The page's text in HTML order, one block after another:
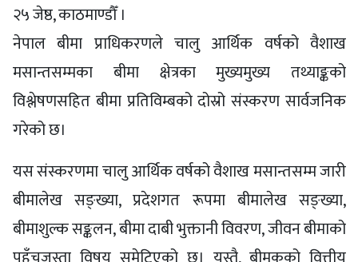
२५ जेष्ठ, काठमाण्डौँ ।
नेपाल बीमा प्राधिकरणले चालु आर्थिक वर्षको वैशाख
मसान्तसम्मका बीमा क्षेत्रका मुख्यमुख्य तथ्याङ्कको
विश्लेषणसहित बीमा प्रतिविम्बको दोस्रो संस्करण सार्वजनिक
गरेको छ।
यस संस्करणमा चालु आर्थिक वर्षको वैशाख मसान्तसम्म जारी
बीमालेख सङ्ख्या, प्रदेशगत रूपमा बीमालेख सङ्ख्या,
बीमाशुल्क सङ्कलन, बीमा दाबी भुक्तानी विवरण, जीवन बीमाको